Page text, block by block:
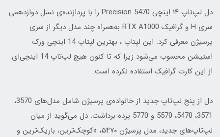
دل لپ‌تاپ ۱۴ اینچی Precision 5470 را با پردازنده‌ی نسل دوازدهمی
سری H و گرافیک RTX A1000 به‌همراه چند مدل دیگر از سری
پرسیژن معرفی کرد. این لپتاپ ، بهترین لپتاپ 14 اینچی ورک
استیشن محسوب می‌شود زیرا که تا کنون هیچ لپ‌تاپ 14 اینچی‌ای
از این کارت گرافیک استفاده نکرده است.
دل از پنج لپ‌تاپ جدید از خانواده‌ی پرسیژن شامل مدل‌های 3570،
3571، 5470، 5570 و 5770 پرده برداشت. دل می‌گوید از میان
لپ‌تاپ‌های جدید، مدل پرسیژن ۵۴۷۰، «کوچک‌ترین، باریک‌ترین و